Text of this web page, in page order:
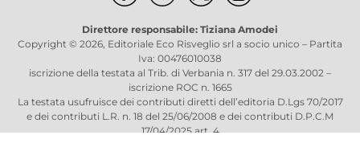
Direttore responsabile: Tiziana Amodei
Copyright © 2026, Editoriale Eco Risveglio srl a socio unico – Partita
Iva: 00476010038
iscrizione della testata al Trib. di Verbania n. 317 del 29.03.2002 –
iscrizione ROC n. 1665
La testata usufruisce dei contributi diretti dell’editoria D.Lgs 70/2017
e dei contributi L.R. n. 18 del 25/06/2008 e dei contributi D.P.C.M
17/04/2025 art. 4